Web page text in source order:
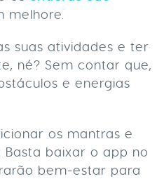
melhore.
suas atividades e ter
né? Sem contar que,
e energias
os mantras e
baixar o app no
bem-estar para